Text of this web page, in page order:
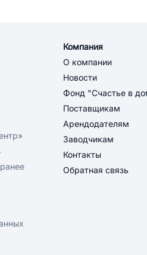
Компания
О компании
Новости
Фонд "Счастье в
Поставщикам
Арендодателям
Заводчикам
Контакты
Обратная связь